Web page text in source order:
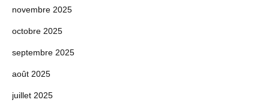
novembre 2025
octobre 2025
septembre 2025
août 2025
juillet 2025